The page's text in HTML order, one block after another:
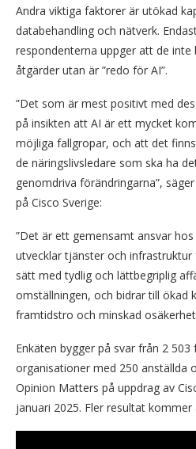
Andra viktiga faktorer är utökad
databehandling och nätverk.
respondenterna uppger att de
åtgärder utan är ”redo för AI”.
”Det som är mest positivt med
på insikten att AI är ett mycket
möjliga fallgropar, och att det
de näringslivsledare som ska ha
genomdriva förändringarna”,
på Cisco Sverige:
”Det är ett gemensamt ansvar
utvecklar tjänster och
sätt med tydlig och lättbegriplig
omställningen, och bidrar till ökad
framtidstro och minskad
Enkäten bygger på svar från 2
organisationer med 250 anställda
Opinion Matters på uppdrag av
januari 2025. Fler resultat